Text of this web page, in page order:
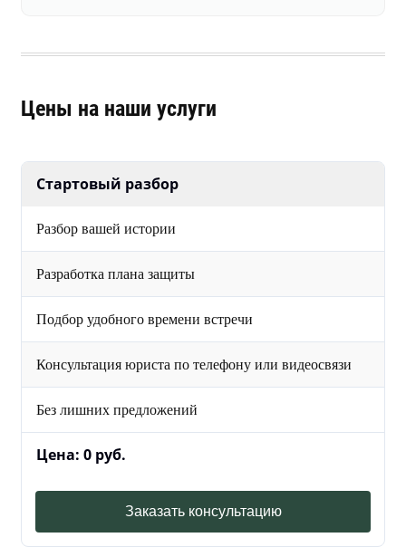
Цены на наши услуги
Стартовый разбор
Разбор вашей истории
Разработка плана защиты
Подбор удобного времени встречи
Консультация юриста по телефону или видеосвязи
Без лишних предложений
Цена: 0 руб.
Заказать консультацию